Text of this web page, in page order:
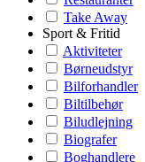
Take Away
Sport & Fritid
Aktiviteter
Børneudstyr
Bilforhandler
Biltilbehør
Biludlejning
Biografer
Boghandlere